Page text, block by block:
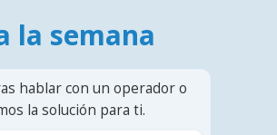
la semana
hablar con un operador o
la solución para ti.